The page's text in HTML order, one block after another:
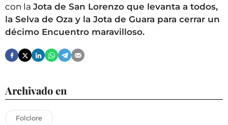
con la Jota de San Lorenzo que levanta a todos,
la Selva de Oza y la Jota de Guara para cerrar un
décimo Encuentro maravilloso.
Archivado en
Folclore